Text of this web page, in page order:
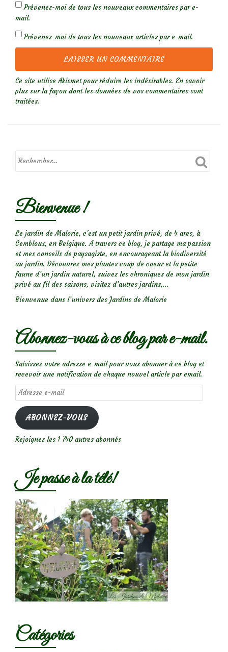
Prévenez-moi de tous les nouveaux commentaires par e-
mail.
Prévenez-moi de tous les nouveaux articles par e-mail.
Ce site utilise Akismet pour réduire les indésirables. En savoir
plus sur la façon dont les données de vos commentaires sont
traitées.
Bienvenue !
Le jardin de Malorie, c'est un petit jardin privé, de 4 ares, à
Gembloux, en Belgique. A travers ce blog, je partage ma passion
et mes conseils de paysagiste, en encourageant la biodiversité
au jardin. Découvrez mes plantes coup de coeur et la petite
faune d’un jardin naturel, suivez les chroniques de mon jardin
privé au fil des saisons, visitez d’autres jardins,...
Bienvenue dans l’univers des Jardins de Malorie
Abonnez-vous à ce blog par e-mail.
Saisissez votre adresse e-mail pour vous abonner à ce blog et
recevoir une notification de chaque nouvel article par email.
Adresse
e-
mail
ABONNEZ-VOUS
Rejoignez les 1 740 autres abonnés
Je passe à la télé!
Catégories